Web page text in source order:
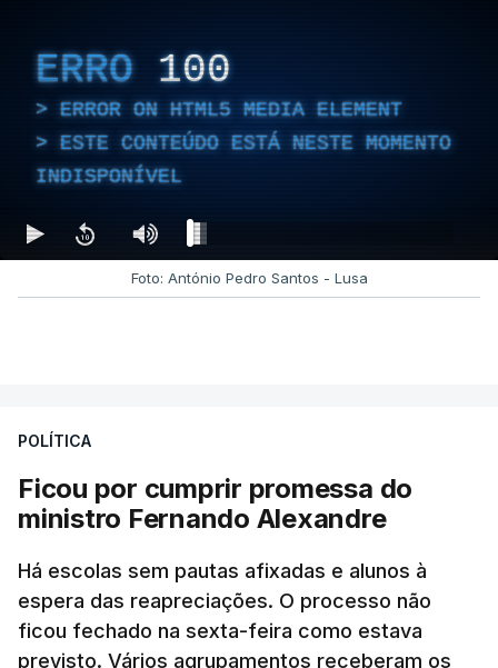
ERRO 100
ERROR ON HTML5 MEDIA ELEMENT
ESTE CONTEÚDO ESTÁ NESTE MOMENTO
INDISPONÍVEL
Foto: António Pedro Santos - Lusa
POLÍTICA
Ficou por cumprir promessa do
ministro Fernando Alexandre
Há escolas sem pautas afixadas e alunos à
espera das reapreciações. O processo não
ficou fechado na sexta-feira como estava
previsto. Vários agrupamentos receberam os